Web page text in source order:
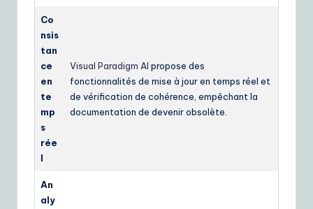
Co
nsis
tan
ce
en
te
mp
s
rée
l
Visual Paradigm AI propose des
fonctionnalités de mise à jour en temps réel et
de vérification de cohérence, empêchant la
documentation de devenir obsolète.
An
aly